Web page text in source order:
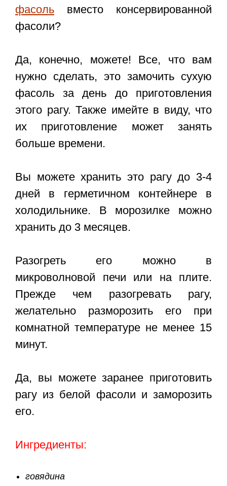
фасоль вместо консервированной
фасоли?
Да, конечно, можете! Все, что вам
нужно сделать, это замочить сухую
фасоль за день до приготовления
этого рагу. Также имейте в виду, что
их приготовление может занять
больше времени.
Вы можете хранить это рагу до 3-4
дней в герметичном контейнере в
холодильнике. В морозилке можно
хранить до 3 месяцев.
Разогреть его можно в
микроволновой печи или на плите.
Прежде чем разогревать рагу,
желательно разморозить его при
комнатной температуре не менее 15
минут.
Да, вы можете заранее приготовить
рагу из белой фасоли и заморозить
его.
Ингредиенты:
говядина